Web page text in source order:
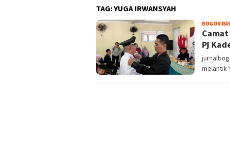
TAG:YUGA IRWANSYAH
BOGOR
Pj
melantik